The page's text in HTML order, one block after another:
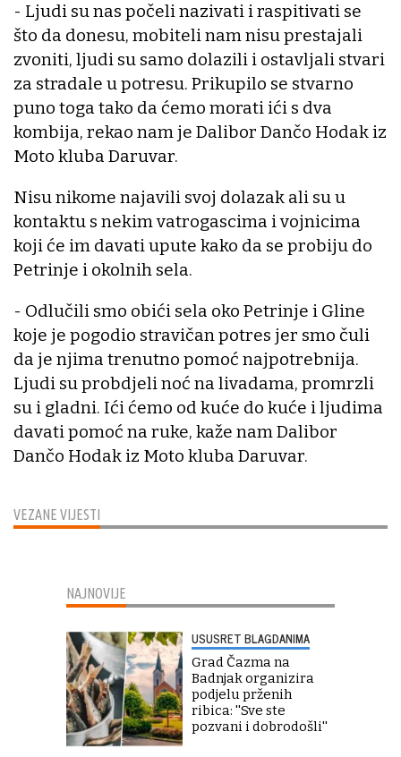
VEZANE VIJESTI
- Ljudi su nas počeli nazivati i raspitivati se
što da donesu, mobiteli nam nisu prestajali
zvoniti, ljudi su samo dolazili i ostavljali stvari
za stradale u potresu. Prikupilo se stvarno
puno toga tako da ćemo morati ići s dva
kombija, rekao nam je Dalibor Dančo Hodak iz
Moto kluba Daruvar.
Nisu nikome najavili svoj dolazak ali su u
kontaktu s nekim vatrogascima i vojnicima
koji će im davati upute kako da se probiju do
Petrinje i okolnih sela.
- Odlučili smo obići sela oko Petrinje i Gline
koje je pogodio stravičan potres jer smo čuli
da je njima trenutno pomoć najpotrebnija.
Ljudi su probdjeli noć na livadama, promrzli
su i gladni. Ići ćemo od kuće do kuće i ljudima
davati pomoć na ruke, kaže nam Dalibor
Dančo Hodak iz Moto kluba Daruvar.
NAJNOVIJE
USUSRET BLAGDANIMA
Grad Čazma na
Badnjak organizira
podjelu prženih
ribica: ''Sve ste
pozvani i dobrodošli''